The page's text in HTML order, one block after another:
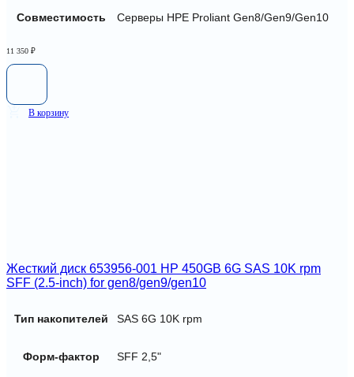
Совместимость Серверы HPE Proliant Gen8/Gen9/Gen10
11 350 ₽
В корзину
Жесткий диск 653956-001 HP 450GB 6G SAS 10K rpm
SFF (2.5-inch) for gen8/gen9/gen10
Тип накопителей SAS 6G 10K rpm
Форм-фактор SFF 2,5"